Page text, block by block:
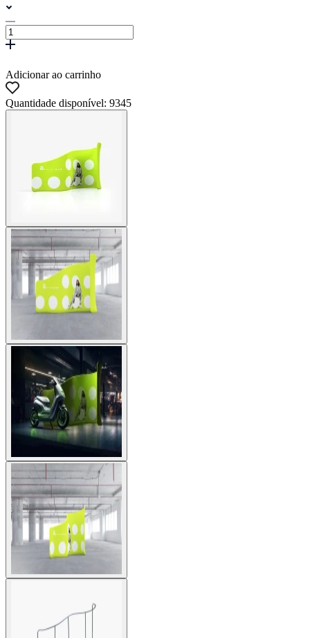
Adicionar ao carrinho
Quantidade disponível: 9345